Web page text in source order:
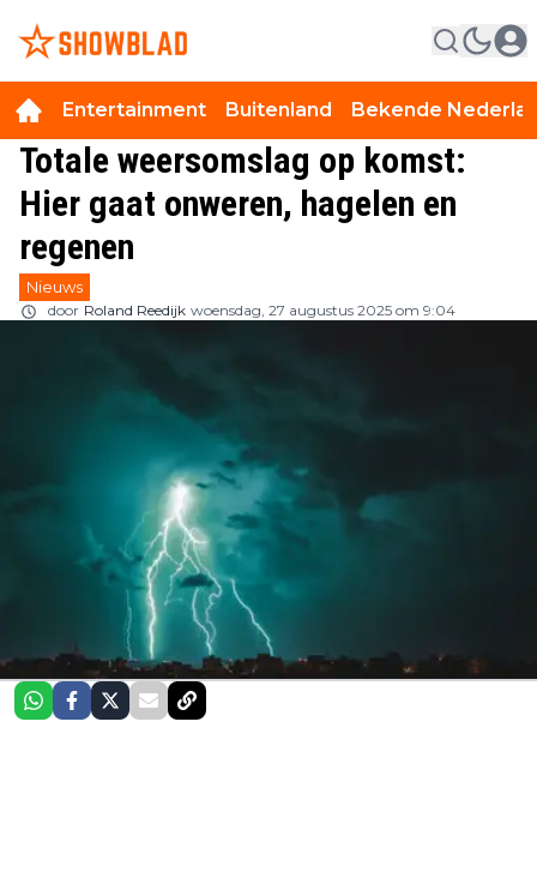
Entertainment Buitenland Bekende
Totale weersomslag op komst:
Hier gaat onweren, hagelen en
regenen
Nieuws
door Roland Reedijk woensdag, 27 augustus 2025 om 9:04